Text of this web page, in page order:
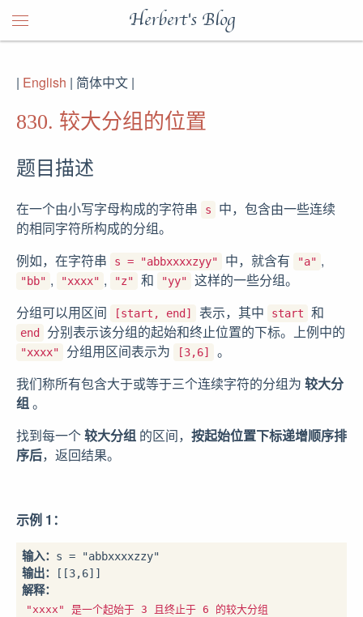
Herbert's Blog
| English | 简体中文 |
830. 较大分组的位置
题目描述
在一个由小写字母构成的字符串 s
中，包含由一些连续
的相同字符所构成的分组。
例如，在字符串
s = "abbxxxxzyy" 中，就含有 "a" ,
"bb" , "xxxx" , "z" 和 "yy"
这样的一些分组。
分组可以用区间
[start, end] 表示，其中 start 和
end 分别表示该分组的起始和终止位置的下标。上例中的
"xxxx" 分组用区间表示为 [3,6]
。
我们称所有包含大于或等于三个连续字符的分组为 较大分
组。
找到每一个较大分组 的区间， 按起始位置下标递增顺序排
序后，返回结果。
示例 1：
输入：
输出：
解释：
"xxxx" 是一个起始于 3 且终止于 6 的较大分组